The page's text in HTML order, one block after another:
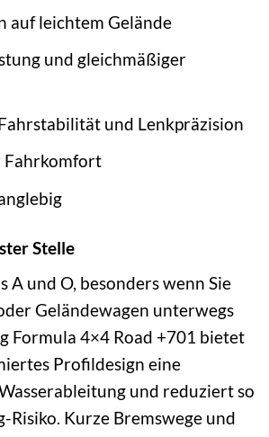
auf leichtem Gelände
und gleichmäßiger
und Lenkpräzision
Fahrkomfort
Stelle
A und O, besonders wenn Sie
Geländewagen unterwegs
Formula 4×4 Road +701 bietet
Profildesign eine
und reduziert so
Risiko. Kurze Bremswege und